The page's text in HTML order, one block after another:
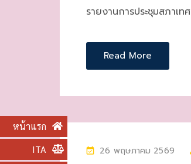
หน้าแรก
ITA
D
รายงานการประชุมสภา
Read More
P26 พฤษภาคม 2569